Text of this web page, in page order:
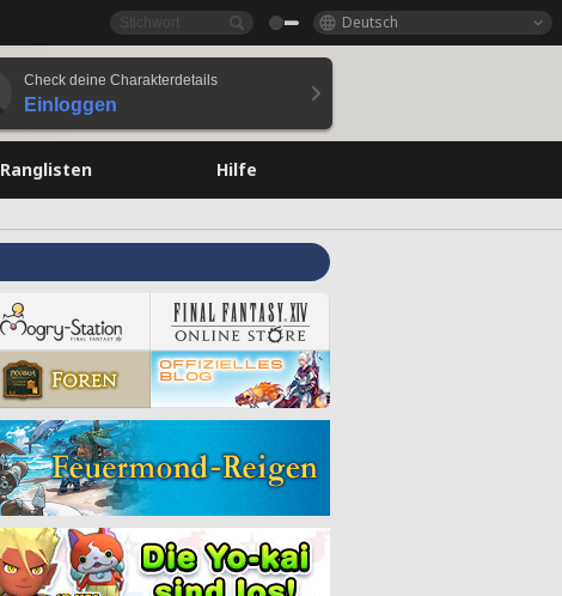
Deutsch
Check deine Charakterdetails
Einloggen
Ranglisten Hilfe